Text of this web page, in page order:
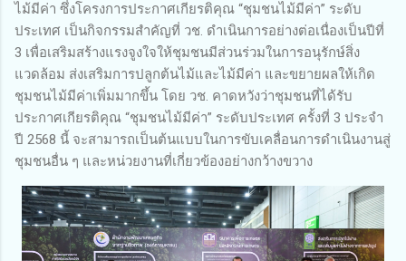
ไม้มีค่า ซึ่งโครงการประกาศเกียรติคุณ “ชุมชนไม้มีค่า” ระดับ
ประเทศ เป็นกิจกรรมสำคัญที่ วช. ดำเนินการอย่างต่อเนื่องเป็นปีที่
3 เพื่อเสริมสร้างแรงจูงใจให้ชุมชนมีส่วนร่วมในการอนุรักษ์สิ่ง
แวดล้อม ส่งเสริมการปลูกต้นไม้และไม้มีค่า และขยายผลให้เกิด
ชุมชนไม้มีค่าเพิ่มมากขึ้น โดย วช. คาดหวังว่าชุมชนที่ได้รับ
ประกาศเกียรติคุณ “ชุมชนไม้มีค่า” ระดับประเทศ ครั้งที่ 3 ประจำ
ปี 2568 นี้ จะสามารถเป็นต้นแบบในการขับเคลื่อนการดำเนินงานสู่
ชุมชนอื่น ๆ และหน่วยงานที่เกี่ยวข้องอย่างกว้างขวาง